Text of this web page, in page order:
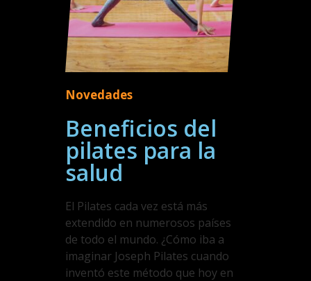
Novedades
Beneficios del
pilates para la
salud
El Pilates cada vez está más
extendido en numerosos países
de todo el mundo. ¿Cómo iba a
imaginar Joseph Pilates cuando
inventó este método que hoy en